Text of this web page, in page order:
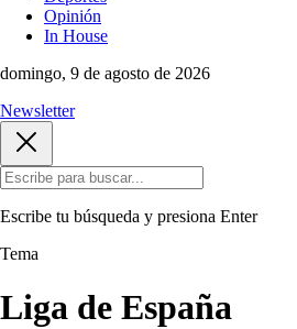
Opinión
In House
domingo, 9 de agosto de 2026
Newsletter
Escribe tu búsqueda y presiona Enter
Tema
Liga de España